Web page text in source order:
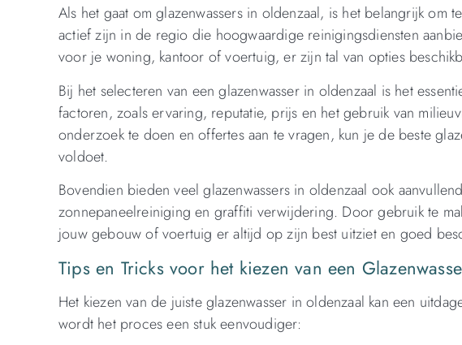
Als het gaat om glazenwassers in oldenzaal, is het belangrijk
actief zijn in de regio die hoogwaardige reinigingsdiensten
voor je woning, kantoor of voertuig, er zijn tal van opties
Bij het selecteren van een glazenwasser in oldenzaal is het
factoren, zoals ervaring, reputatie, prijs en het gebruik van
onderzoek te doen en offertes aan te vragen, kun je de beste
voldoet.
Bovendien bieden veel glazenwassers in oldenzaal ook
zonnepaneelreiniging en graffiti verwijdering. Door gebruik te
jouw gebouw of voertuig er altijd op zijn best uitziet en goed
Tips en Tricks voor het kiezen van een
Het kiezen van de juiste glazenwasser in oldenzaal kan een
wordt het proces een stuk eenvoudiger: